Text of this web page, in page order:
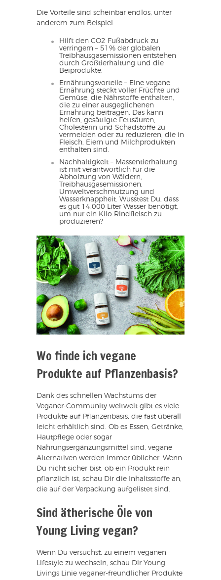
Die Vorteile sind scheinbar endlos, unter
anderem zum Beispiel:
Hilft den CO2 Fußabdruck zu
verringern – 51% der globalen
Treibhausgasemissionen entstehen
durch Großtierhaltung und die
Beiprodukte.
Ernährungsvorteile – Eine vegane
Ernährung steckt voller Früchte und
Gemüse, die Nährstoffe enthalten,
die zu einer ausgeglichenen
Ernährung beitragen. Das kann
helfen, gesättigte Fettsäuren,
Cholesterin und Schadstoffe zu
vermeiden oder zu reduzieren, die in
Fleisch, Eiern und Milchprodukten
enthalten sind.
Nachhaltigkeit – Massentierhaltung
ist mit verantwortlich für die
Abholzung von Wäldern,
Treibhausgasemissionen,
Umweltverschmutzung und
Wasserknappheit. Wusstest Du, dass
es gut 14.000 Liter Wasser benötigt,
um nur ein Kilo Rindfleisch zu
produzieren?
Wo finde ich vegane
Produkte auf Pflanzenbasis?
Dank des schnellen Wachstums der
Veganer-Community weltweit gibt es viele
Produkte auf Pflanzenbasis, die fast überall
leicht erhältlich sind. Ob es Essen, Getränke,
Hautpflege oder sogar
Nahrungsergänzungsmittel sind, vegane
Alternativen werden immer üblicher. Wenn
Du nicht sicher bist, ob ein Produkt rein
pflanzlich ist, schau Dir die Inhaltsstoffe an,
die auf der Verpackung aufgelistet sind.
Sind ätherische Öle von
Young Living vegan?
Wenn Du versuchst, zu einem veganen
Lifestyle zu wechseln, schau Dir Young
Livings Linie veganer-freundlicher Produkte